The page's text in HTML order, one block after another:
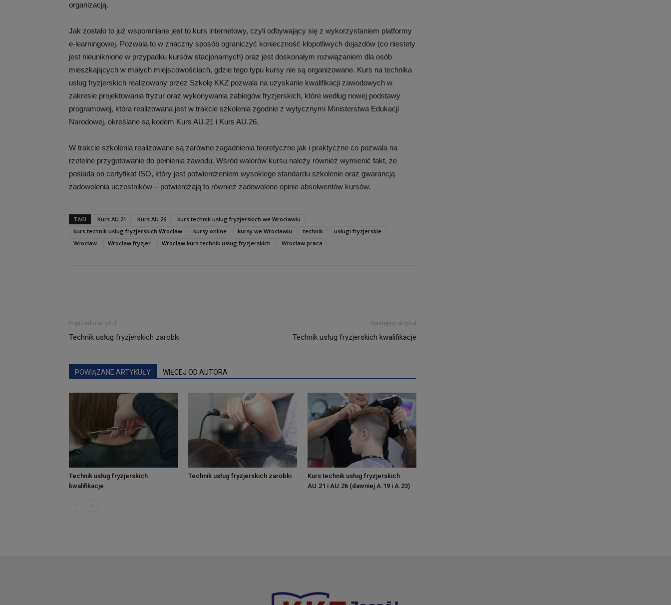
organizacją.
Jak zostało to już wspomniane jest to kurs internetowy, czyli odbywający się z wykorzystaniem platformy
e-learningowej. Pozwala to w znaczny sposób ograniczyć konieczność kłopotliwych dojazdów (co niestety
jest nieuniknione w przypadku kursów stacjonarnych) oraz jest doskonałym rozwiązaniem dla osób
mieszkających w małych miejscowościach, gdzie tego typu kursy nie są organizowane. Kurs na technika
usług fryzjerskich realizowany przez Szkołę KKZ pozwala na uzyskanie kwalifikacji zawodowych w
zakresie projektowania fryzur oraz wykonywania zabiegów fryzjerskich, które według nowej podstawy
programowej, która realizowana jest w trakcie szkolenia zgodnie z wytycznymi Ministerstwa Edukacji
Narodowej, określane są kodem Kurs AU.21 i Kurs AU.26.
W trakcie szkolenia realizowane są zarówno zagadnienia teoretyczne jak i praktyczne co pozwala na
rzetelne przygotowanie do pełnienia zawodu. Wśród walorów kursu należy również wymienić fakt, że
posiada on certyfikat ISO, który jest potwierdzeniem wysokiego standardu szkolenie oraz gwarancją
zadowolenia uczestników – potwierdzają to również zadowolone opinie absolwentów kursów.
TAGI Kurs AU.21 Kurs AU.26
kurs technik usług fryzjerskich we Wrocławiu
kurs technik usług fryzjerskich Wrocław
kursy online kursy we Wrocławiu technik
usługi fryzjerskie
Wrocław
Wrocław fryzjer Wrocław kurs technik usług fryzjerskich Wrocław praca
Poprzedni artykuł
Technik usług fryzjerskich zarobki
Następny artykuł
Technik usług fryzjerskich kwalifikacje
POWIĄZANE ARTYKUŁY WIĘCEJ OD AUTORA
Technik usług fryzjerskich
kwalifikacje
Technik usług fryzjerskich zarobki
Kurs technik usług fryzjerskich
AU.21 i AU.26 (dawniej A.19 i A.23)